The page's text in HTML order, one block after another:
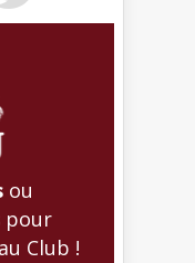
ou
pour
Club !